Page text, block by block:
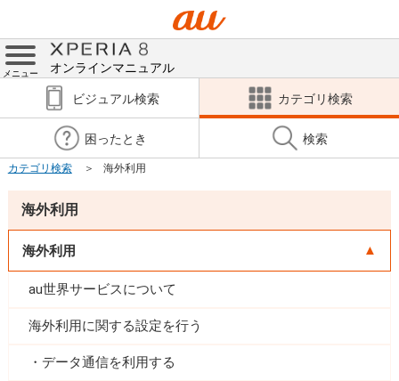
メニュー オンラインマニュアル
ビジュアル検索 カテゴリ検索
困ったとき 検索
カテゴリ検索 海外利用
海外利用
海外利用
au世界サービスについて
海外利用に関する設定を行う
データ通信を利用する